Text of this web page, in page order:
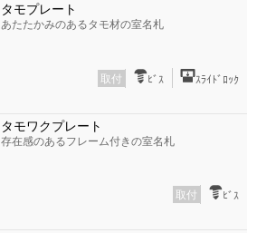
タモプレート
あたたかみのあるタモ材の室名札
取付 ﾋﾞｽ ｽﾗｲﾄﾞﾛｯｸ
タモワクプレート
存在感のあるフレーム付きの室名札
取付 ﾋﾞｽ